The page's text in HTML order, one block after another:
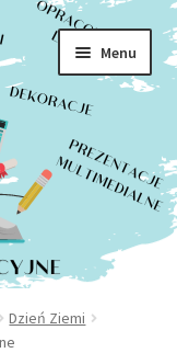
Menu
Rozwiń
menu
Dzień Ziemi